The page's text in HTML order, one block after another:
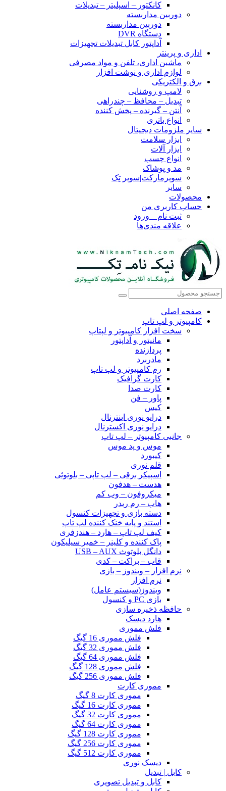
کانکتور – اسپلیتر – تبدیلات
دوربین مداربسته
دوربین مداربسته
دستگاه DVR
آداپتور کابل تبدیلات تجهیزات
اداری و پرینتر
ماشین اداری، تلفن و مواد مصرفی
لوازم اداری و نوشت افزار
برق و الکتریکی
لامپ و روشنایی
تبدیل – محافظ – چندراهی
آنتن – گیرنده – پخش کننده
انواع باتری
سایر ملزومات دیجیتال
ابزار سلامت
ابزار آلات
انواع چسب
مد و پوشاک
سوپرمارکت|سوپر تِک
سایر
محصولات
حساب کاربری من
ثبت نام _ ورود
علاقه مندی‌ها
صفحه اصلی
کامپیوتر و‌‌‌‌‌ لپ تاپ
سخت افزار کامپیوتر و لپتاپ
مانیتور و آداپتور
پردازنده
مادربرد
رم کامپیوتر و لپ تاپ
کارت گرافیک
کارت صدا
پاور – فن
کیس
درایو نوری اینترنال
درایو نوری اکسترنال
جانبی کامپیوتر – لپ تاپ
موس و پد موس
کیبورد
قلم نوری
اسپیکر برقی – لپ تاپی – بلوتوثی
هدست – هدفون
میکروفون – وب کم
هاب – رم ریدر
دسته بازی و تجهیزات کنسول
استند و پایه خنک کننده لپ تاپ
کیف لپ تاپ – هارد – هندزفری
پاک کننده و کلینر – خمیر سیلیکون
دانگل بلوتوث USB – AUX
قاب – براکت – کدی
نرم افزار – ویندوز – بازی
نرم افزار
ویندوز(سیستم عامل)
بازی PC و کنسول
حافظه ذخیره سازی
هارد دیسک
فلش مموری
فلش مموری 16 گیگ
فلش مموری 32 گیگ
فلش مموری 64 گیگ
فلش مموری 128 گیگ
فلش مموری 256 گیگ
مموری کارت
مموری کارت 8 گیگ
مموری کارت 16 گیگ
مموری کارت 32 گیگ
مموری کارت 64 گیگ
مموری کارت 128 گیگ
مموری کارت 256 گیگ
مموری کارت 512 گیگ
دیسک نوری
کابل | تبدیل
کابل و تبدیل تصویری